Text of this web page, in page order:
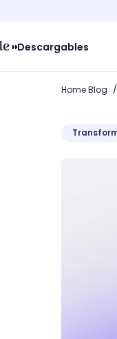
Descargables
Home Blog /